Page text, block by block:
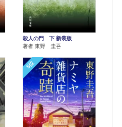
殺人の門 下 新装版
著者 東野 圭吾
5位